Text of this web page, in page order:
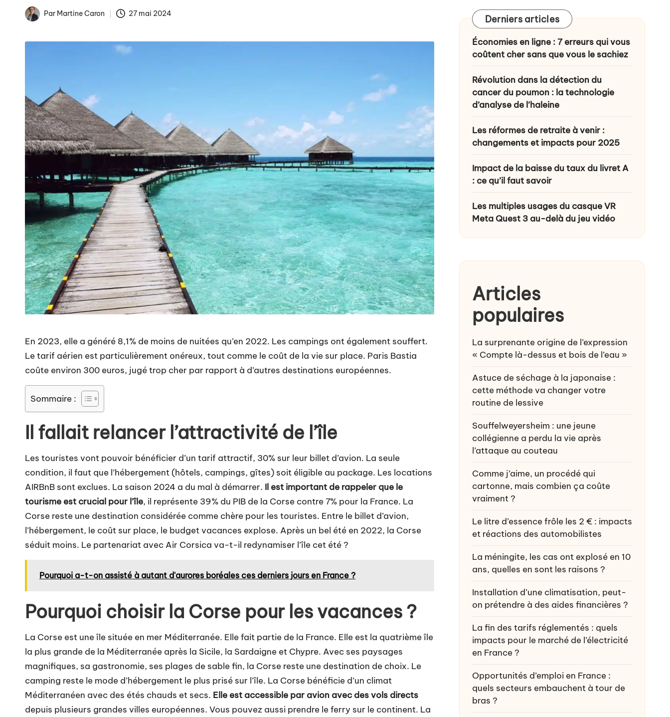
La fin des tarifs réglementés : quels impacts pour le marché de l’électricité en France ?
Arnaques en ligne : comment se protéger des escroqueries post-cyberattaque ?
Publicités de Noël et intelligence artificielle : l’ère des créations digitales
La gestion numérique de la santé : un tournant vers une meilleure accessibilité
Publié
Par Martine Caron 27 mai 2024
En 2023, elle a généré 8,1% de moins de nuitées qu’en 2022. Les campings ont également souffert.
Le tarif aérien est particulièrement onéreux, tout comme le coût de la vie sur place. Paris Bastia
coûte environ 300 euros, jugé trop cher par rapport à d’autres destinations européennes.
Sommaire :
Il fallait relancer l’attractivité de l’île
Les touristes vont pouvoir bénéficier d’un tarif attractif, 30% sur leur billet d’avion. La seule
condition, il faut que l’hébergement (hôtels, campings, gîtes) soit éligible au package. Les locations
AIRBnB sont exclues. La saison 2024 a du mal à démarrer. Il est important de rappeler que le
tourisme est crucial pour l’île, il représente 39% du PIB de la Corse contre 7% pour la France. La
Corse reste une destination considérée comme chère pour les touristes. Entre le billet d’avion,
l’hébergement, le coût sur place, le budget vacances explose. Après un bel été en 2022, la Corse
séduit moins. Le partenariat avec Air Corsica va-t-il redynamiser l’île cet été ?
Pourquoi a-t-on assisté à autant d'aurores boréales ces derniers jours en France ?
Pourquoi choisir la Corse pour les vacances ?
La Corse est une île située en mer Méditerranée. Elle fait partie de la France. Elle est la quatrième île
la plus grande de la Méditerranée après la Sicile, la Sardaigne et Chypre. Avec ses paysages
magnifiques, sa gastronomie, ses plages de sable fin, la Corse reste une destination de choix. Le
camping reste le mode d’hébergement le plus prisé sur l’île. La Corse bénéficie d’un climat
Méditerranéen avec des étés chauds et secs. Elle est accessible par avion avec des vols directs
depuis plusieurs grandes villes européennes. Vous pouvez aussi prendre le ferry sur le continent. La
Derniers articles
Économies en ligne : 7 erreurs qui vous
coûtent cher sans que vous le sachiez
Révolution dans la détection du
cancer du poumon : la technologie
d’analyse de l’haleine
Les réformes de retraite à venir :
changements et impacts pour 2025
Impact de la baisse du taux du livret A
: ce qu’il faut savoir
Les multiples usages du casque VR
Meta Quest 3 au-delà du jeu vidéo
Articles
populaires
La surprenante origine de l’expression
« Compte là-dessus et bois de l’eau »
Astuce de séchage à la japonaise :
cette méthode va changer votre
routine de lessive
Souffelweyersheim : une jeune
collégienne a perdu la vie après
l’attaque au couteau
Comme j’aime, un procédé qui
cartonne, mais combien ça coûte
vraiment ?
Le litre d’essence frôle les 2 € : impacts
et réactions des automobilistes
La méningite, les cas ont explosé en 10
ans, quelles en sont les raisons ?
Installation d’une climatisation, peut-
on prétendre à des aides financières ?
La fin des tarifs réglementés : quels
impacts pour le marché de l’électricité
en France ?
Opportunités d’emploi en France :
quels secteurs embauchent à tour de
bras ?